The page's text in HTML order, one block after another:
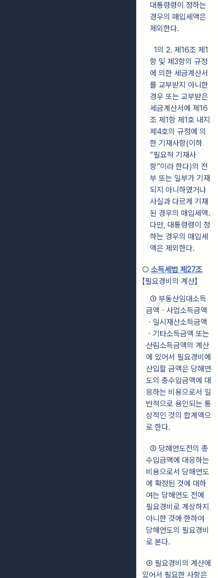
대통령령이 정하는
경우의 매입세액은
제외한다.
1의 2. 제16조 제1
항 및 제3항의 규정
에 의한 세금계산서
를 교부받지 아니한
경우 또는 교부받은
세금계산서에 제16
조 제1항 제1호 내지
제4호의 규정에 의
한 기재사항(이하
“필요적 기재사
항”이라 한다)의 전
부 또는 일부가 기재
되지 아니하였거나
사실과 다르게 기재
된 경우의 매입세액.
다만, 대통령령이 정
하는 경우의 매입세
액은 제외한다.
○ 소득세법 제27조
【필요경비의 계산】
① 부동산임대소득
금액ㆍ사업소득금액
ㆍ일시재산소득금액
ㆍ기타소득금액 또는
산림소득금액의 계산
에 있어서 필요경비에
산입할 금액은 당해연
도의 총수입금액에 대
응하는 비용으로서 일
반적으로 용인되는 통
상적인 것의 합계액으
로 한다.
② 당해연도전의 총
수입금액에 대응하는
비용으로서 당해연도
에 확정된 것에 대하
여는 당해연도 전에
필요경비로 계상하지
아니한 것에 한하여
당해연도의 필요경비
로 본다.
③ 필요경비의 계산에
있어서 필요한 사항은